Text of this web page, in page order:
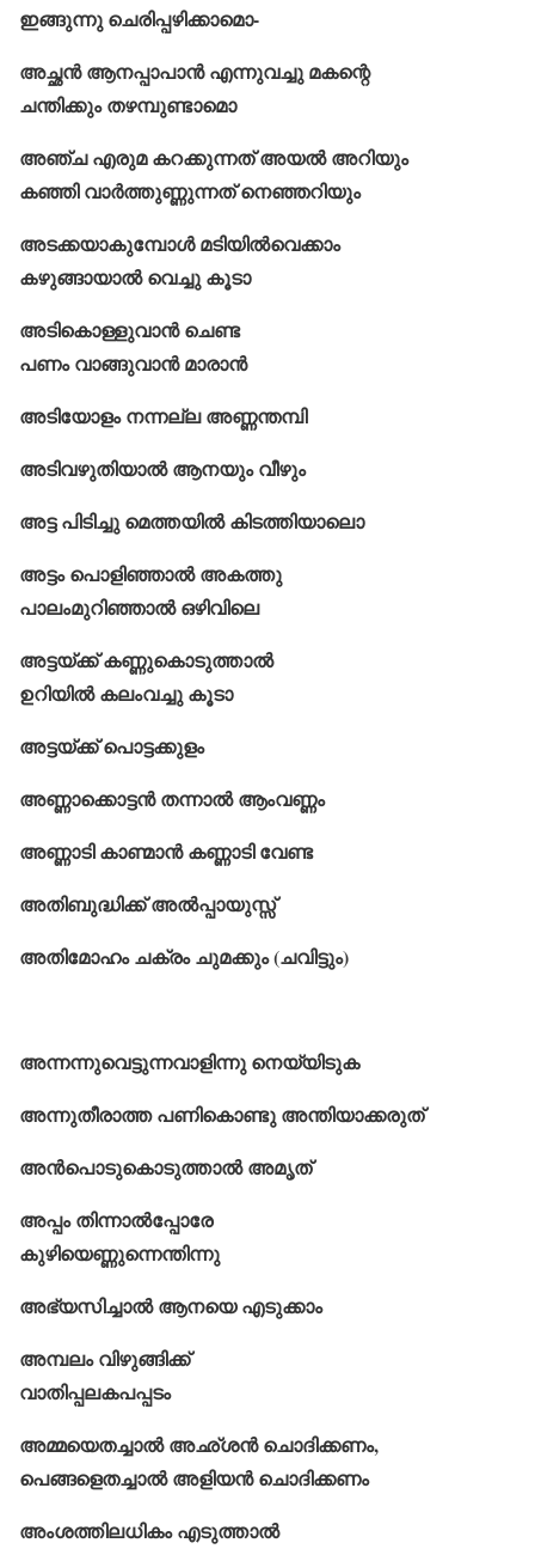
ഇങ്ങുന്നു ചെരിപ്പഴിക്കാമൊ-
അച്ഛൻ ആനപ്പാപാൻ എന്നുവച്ചു മകന്റെ
ചന്തിക്കും തഴമ്പുണ്ടാമൊ
അഞ്ച എരുമ കറക്കുന്നത് അയൽ അറിയും
കഞ്ഞി വാർത്തുണ്ണുന്നത് നെഞ്ഞറിയും
അടക്കയാകുമ്പോൾ മടിയിൽവെക്കാം
കഴുങ്ങായാൽ വെച്ചു കൂടാ
അടികൊള്ളുവാൻ ചെണ്ട
പണം വാങ്ങുവാൻ മാരാൻ
അടിയോളം നന്നല്ല അണ്ണന്തമ്പി
അടിവഴുതിയാൽ ആനയും വീഴും
അട്ട പിടിച്ചു മെത്തയിൽ കിടത്തിയാലൊ
അട്ടം പൊളിഞ്ഞാൽ അകത്തു
പാലംമുറിഞ്ഞാൽ ഒഴിവിലെ
അട്ടയ്ക്ക്‌ കണ്ണുകൊടുത്താൽ
ഉറിയിൽ കലംവച്ചു കൂടാ
അട്ടയ്ക്ക്‌ പൊട്ടക്കുളം
അണ്ണാക്കൊട്ടൻ തന്നാൽ ആംവണ്ണം
അണ്ണാടി കാണ്മാൻ കണ്ണാടി വേണ്ട
അതിബുദ്ധിക്ക്‌ അൽപ്പായുസ്സ്
അതിമോഹം ചക്രം ചുമക്കും (ചവിട്ടും)
അന്നന്നുവെട്ടുന്നവാളിന്നു നെയ്യിടുക
അന്നുതീരാത്ത പണികൊണ്ടു അന്തിയാക്കരുത്
അൻപൊടുകൊടുത്താൽ അമൃത്
അപ്പം തിന്നാൽപ്പോരേ
കുഴിയെണ്ണുന്നെന്തിന്നു
അഭ്യസിച്ചാൽ ആനയെ എടുക്കാം
അമ്പലം വിഴുങ്ങിക്ക്‌
വാതിപ്പലകപപ്പടം
അമ്മയെതച്ചാൽ അഛ്ശൻ ചൊദിക്കണം,
പെങ്ങളെതച്ചാൽ അളിയൻ ചൊദിക്കണം
അംശത്തിലധികം എടുത്താൽ